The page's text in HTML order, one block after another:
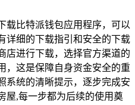
载比特派钱包应用程序，可以
详细的下载指引和安全的下载
店进行下载，选择官方渠道的
，这是保障自身资金安全的重
系统的清晰提示，逐步完成安
屋,每一步都为后续的使用奠